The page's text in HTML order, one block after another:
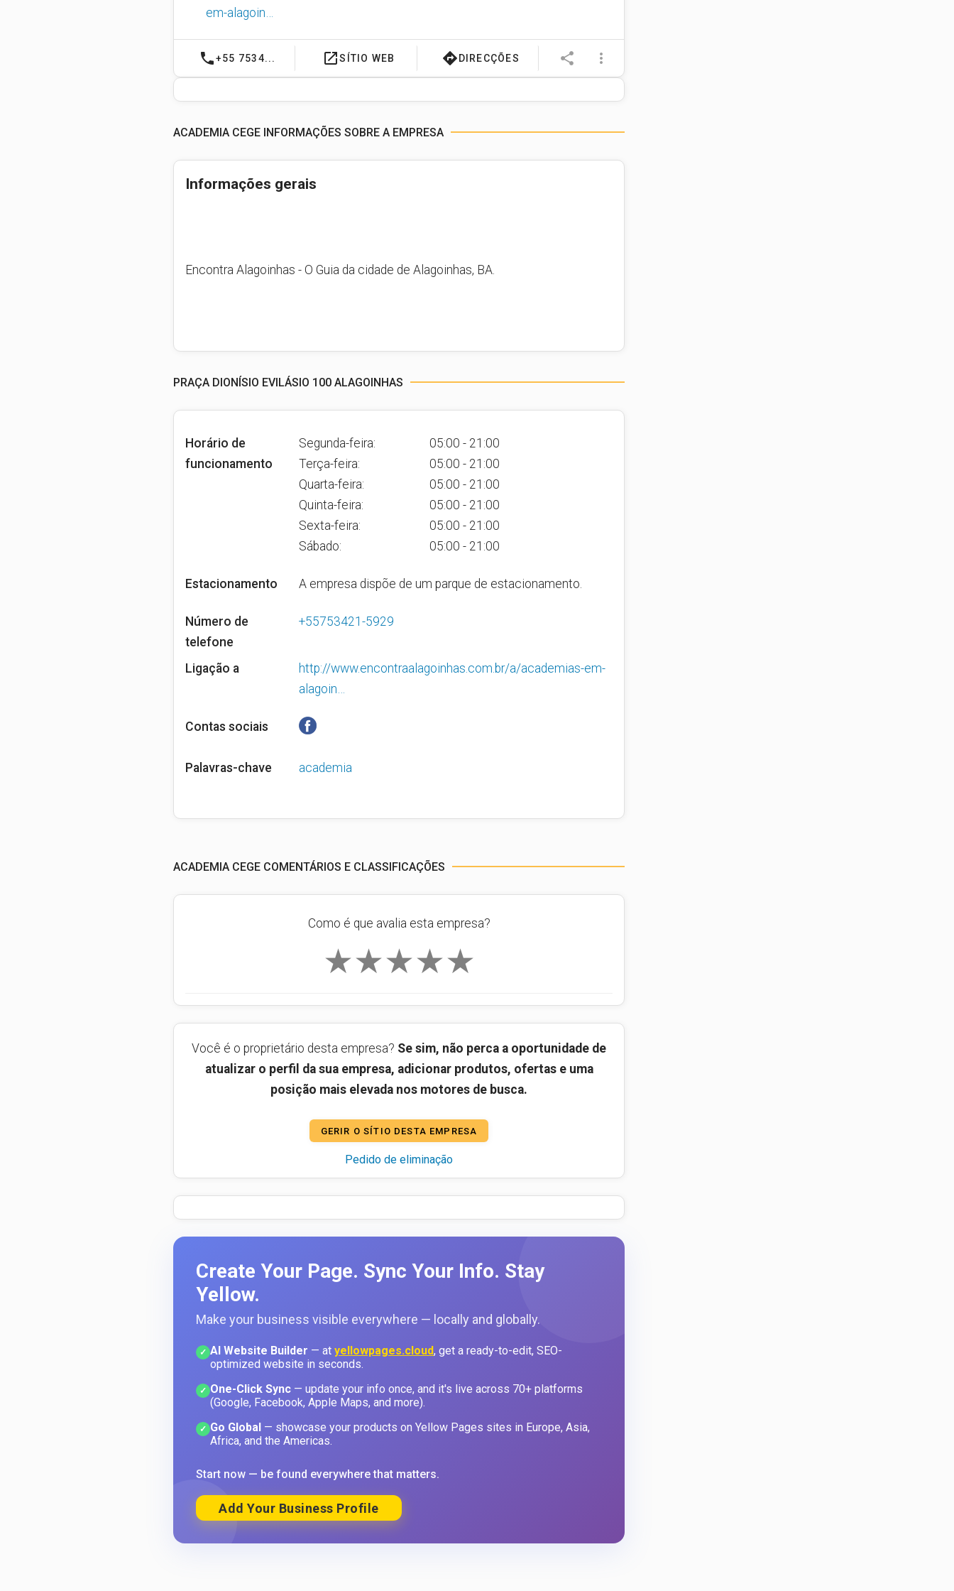
em-alagoin…
phone+55 7534... launchSÍTIO WEB directions DIRECÇÕES share more_vert
ACADEMIA CEGE INFORMAÇÕES SOBRE A EMPRESA
Informações gerais
Encontra Alagoinhas - O Guia da cidade de Alagoinhas, BA.
PRAÇA DIONÍSIO EVILÁSIO 100 ALAGOINHAS
Horário de
funcionamento
Segunda-feira:
05:00 - 21:00
Terça-feira:
05:00 - 21:00
Quarta-feira:
05:00 - 21:00
Quinta-feira:
05:00 - 21:00
Sexta-feira:
05:00 - 21:00
Sábado:
05:00 - 21:00
Estacionamento A empresa dispõe de um parque de estacionamento.
Número de
telefone
+55753421-5929
Ligação a
http://www.encontraalagoinhas.com.br/a/academias-em-
alagoin…
Contas sociais
Palavras-chave academia
ACADEMIA CEGE COMENTÁRIOS E CLASSIFICAÇÕES
Como é que avalia esta empresa?
★
★
★
★
★
Você é o proprietário desta empresa? Se sim, não perca a oportunidade de
atualizar o perfil da sua empresa, adicionar produtos, ofertas e uma
posição mais elevada nos motores de busca.
GERIR O SÍTIO DESTA EMPRESA
Pedido de eliminação
Create Your Page. Sync Your Info. Stay
Yellow.
Make your business visible everywhere — locally and globally.
✓ AI Website Builder — at yellowpages.cloud, get a ready-to-edit, SEO-
optimized website in seconds.
✓ One-Click Sync — update your info once, and it's live across 70+ platforms
(Google, Facebook, Apple Maps, and more).
✓ Go Global — showcase your products on Yellow Pages sites in Europe, Asia,
Africa, and the Americas.
Start now — be found everywhere that matters.
Add Your Business Profile